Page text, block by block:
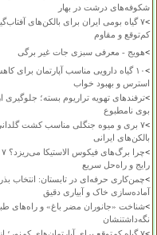
شکوفه‌های درشت در بهار
>
۷ گیاه بومی ایران برای بالکن‌های
کم‌توقع و مقاوم
>هویج - معرفی سبزی جات غیر برگی
>
۱۰ گیاه دارویی مناسب آپارتمان برای
استرس و بهبود خواب
>ترفندهای تهویه تراریوم بسته؛ جلوگیری
بوی نامطبوع
>
۷ بری و میوه جنگلی مناسب کشت
بالکن‌های ایرانی
>
رایج و راه‌حل سریع
>چمن‌کاری حرفه‌ای در تابستان: انتخاب
آماده‌سازی خاک و آبیاری دقیق
>شناخت «جانوران مضر باغ» و راه‌های
نگه‌داشتنشان